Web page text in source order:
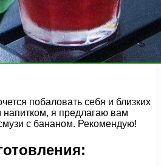
побаловать себя и близких
я предлагаю вам
с бананом. Рекомендую!